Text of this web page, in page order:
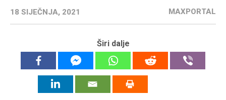
18 SIJEČNJA, 2021 MAXPORTAL
Širi dalje